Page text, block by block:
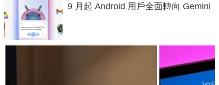
9 月起 Android 用戶全面轉向 Gemini